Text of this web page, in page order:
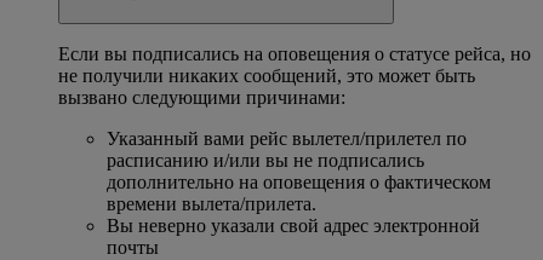
Если вы подписались на оповещения о статусе рейса, но
не получили никаких сообщений, это может быть
вызвано следующими причинами:
Указанный вами рейс вылетел/прилетел по
расписанию и/или вы не подписались
дополнительно на оповещения о фактическом
времени вылета/прилета.
Вы неверно указали свой адрес электронной
почты